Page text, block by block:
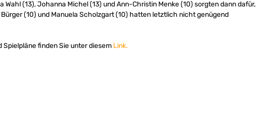
(13), Johanna Michel (13) und Ann-Christin Menke (10) sorgten dann dafür,
Bürger (10) und Manuela Scholzgart (10) hatten letztlich nicht genügend
finden Sie unter diesem Link.